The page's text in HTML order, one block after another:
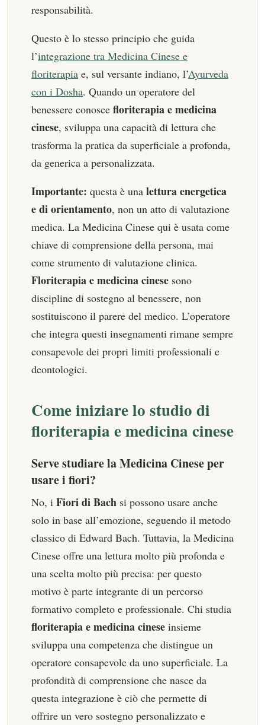
responsabilità.
Questo è lo stesso principio che guida
l’integrazione tra Medicina Cinese e
floriterapia e, sul versante indiano, l’Ayurveda
con i Dosha. Quando un operatore del
benessere conosce floriterapia e medicina
cinese, sviluppa una capacità di lettura che
trasforma la pratica da superficiale a profonda,
da generica a personalizzata.
Importante: questa è una lettura energetica
e di orientamento, non un atto di valutazione
medica. La Medicina Cinese qui è usata come
chiave di comprensione della persona, mai
come strumento di valutazione clinica.
Floriterapia e medicina cinese sono
discipline di sostegno al benessere, non
sostituiscono il parere del medico. L’operatore
che integra questi insegnamenti rimane sempre
consapevole dei propri limiti professionali e
deontologici.
Come iniziare lo studio di
floriterapia e medicina cinese
Serve studiare la Medicina Cinese per
usare i fiori?
No, i Fiori di Bach si possono usare anche
solo in base all’emozione, seguendo il metodo
classico di Edward Bach. Tuttavia, la Medicina
Cinese offre una lettura molto più profonda e
una scelta molto più precisa: per questo
motivo è parte integrante di un percorso
formativo completo e professionale. Chi studia
floriterapia e medicina cinese insieme
sviluppa una competenza che distingue un
operatore consapevole da uno superficiale. La
profondità di comprensione che nasce da
questa integrazione è ciò che permette di
offrire un vero sostegno personalizzato e